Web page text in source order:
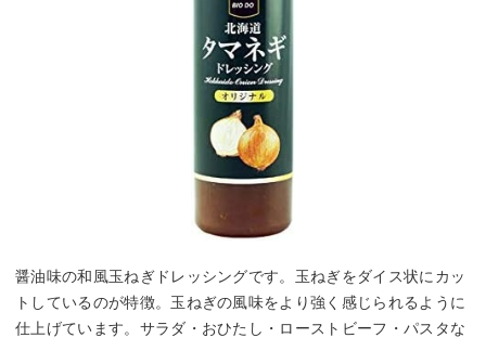
醤油味の和風玉ねぎドレッシングです。玉ねぎをダイス状にカッ
トしているのが特徴。玉ねぎの風味をより強く感じられるように
仕上げています。サラダ・おひたし・ローストビーフ・パスタな